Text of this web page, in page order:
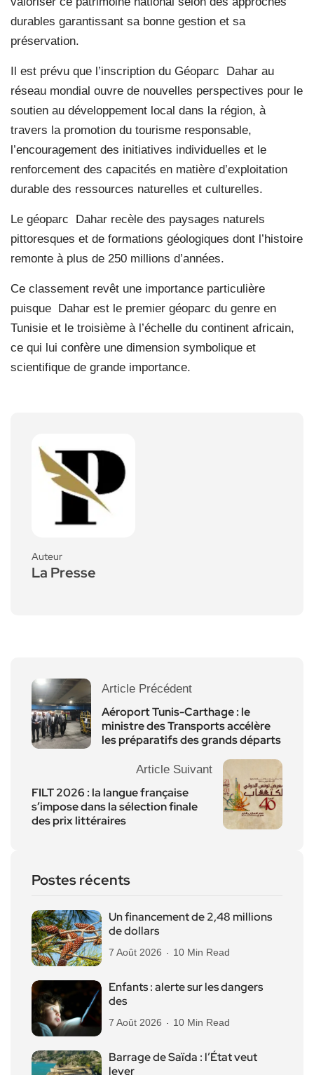
durables garantissant sa bonne gestion et sa
préservation.
Il est prévu que l’inscription du Géoparc Dahar au
réseau mondial ouvre de nouvelles perspectives pour le
soutien au développement local dans la région, à
travers la promotion du tourisme responsable,
l’encouragement des initiatives individuelles et le
renforcement des capacités en matière d’exploitation
durable des ressources naturelles et culturelles.
Le géoparc Dahar recèle des paysages naturels
pittoresques et de formations géologiques dont l’histoire
remonte à plus de 250 millions d’années.
Ce classement revêt une importance particulière
puisque Dahar est le premier géoparc du genre en
Tunisie et le troisième à l’échelle du continent africain,
ce qui lui confère une dimension symbolique et
scientifique de grande importance.
Auteur
La Presse
Article Précédent
Aéroport Tunis-Carthage : le
ministre des Transports accélère
les préparatifs des grands départs
Article Suivant
FILT 2026 : la langue française
s’impose dans la sélection finale
des prix littéraires
Postes récents
Un financement de 2,48 millions
de dollars
7 Août 2026 10 Min Read
Enfants : alerte sur les dangers
des
7 Août 2026 10 Min Read
Barrage de Saïda : l’État veut
lever